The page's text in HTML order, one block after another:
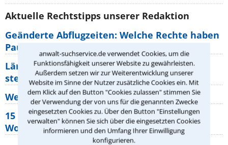
anwalt-suchservice.de verwendet Cookies, um die
Funktionsfähigkeit unserer Website zu gewährleisten.
Außerdem setzen wir zur Weiterentwicklung unserer
Website im Sinne der Nutzer zusätzliche Cookies ein. Mit
dem Klick auf den Button "Cookies zulassen" stimmen Sie
der Verwendung der von uns für die genannten Zwecke
eingesetzten Cookies zu. Über den Button "Einstellungen
verwalten" können Sie sich über die eingesetzten Cookies
informieren und den Umfang Ihrer Einwilligung
konfigurieren.
Aktuelle Rechtstipps unserer Redaktion
Geänderte Abflugzeiten: Welche Rechte haben
Pauschalurlauber?
Lärm von den Nachbarn: Welche Rechte
stehen mir zu?
Wer muss Zweitwohnungssteuer zahlen?
15 elementare Rechte, die jeder
Wohnungseigentümer kennen sollte